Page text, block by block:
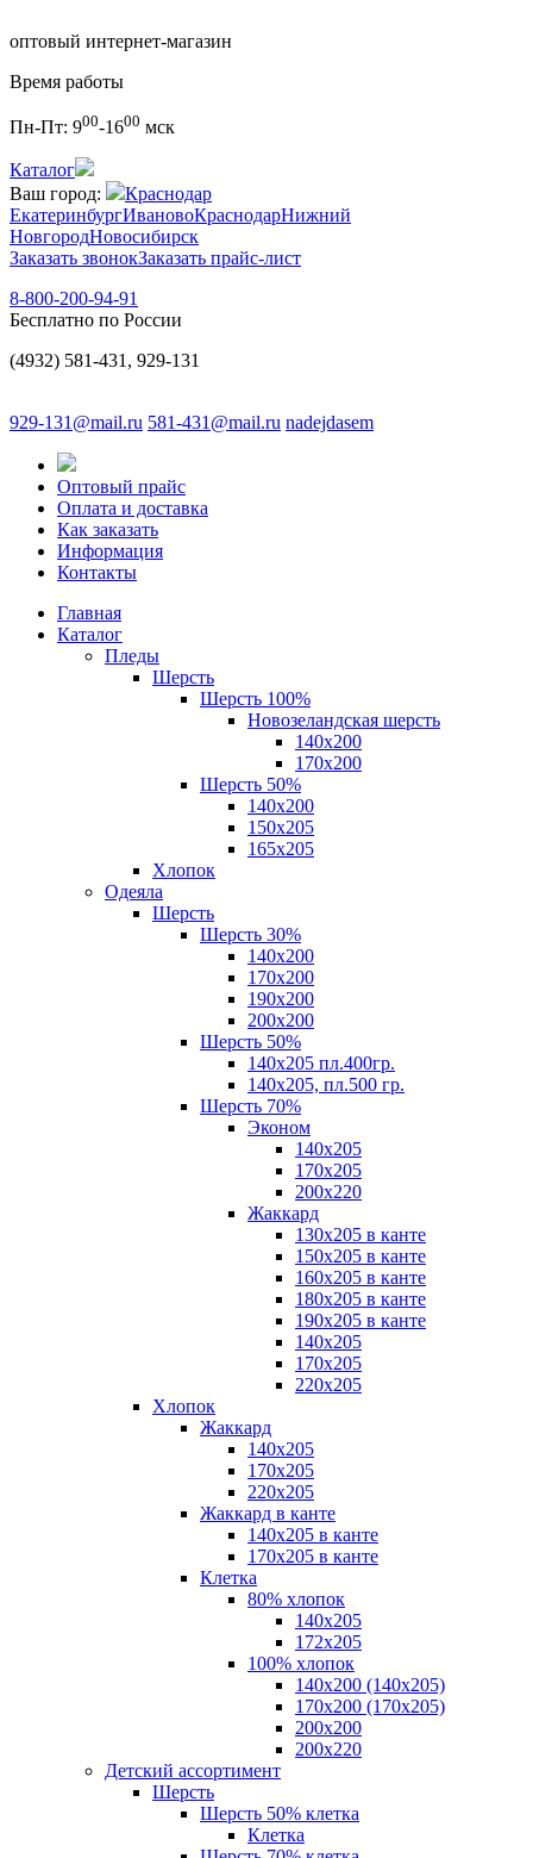
оптовый интернет-магазин
Время работы
Пн-Пт: 900-1600 мск
Каталог
Ваш город:
Краснодар
ЕкатеринбургИвановоКраснодарНижний
НовгородНовосибирск
Заказать звонокЗаказать прайс-лист
8-800-200-94-91
Бесплатно по России
(4932) 581-431, 929-131
929-131@mail.ru 581-431@mail.ru nadejdasem
Оптовый прайс
Оплата и доставка
Как заказать
Информация
Контакты
Главная
Каталог
Пледы
Шерсть
Шерсть 100%
Новозеландская шерсть
140х200
170x200
Шерсть 50%
140x200
150х205
165х205
Хлопок
Одеяла
Шерсть
Шерсть 30%
140х200
170х200
190х200
200х200
Шерсть 50%
140х205 пл.400гр.
140х205, пл.500 гр.
Шерсть 70%
Эконом
140х205
170х205
200х220
Жаккард
130х205 в канте
150х205 в канте
160х205 в канте
180х205 в канте
190х205 в канте
140х205
170х205
220х205
Хлопок
Жаккард
140x205
170х205
220х205
Жаккард в канте
140х205 в канте
170х205 в канте
Клетка
80% хлопок
140x205
172х205
100% хлопок
140x200 (140х205)
170x200 (170х205)
200х200
200х220
Детский ассортимент
Шерсть
Шерсть 50% клетка
Клетка